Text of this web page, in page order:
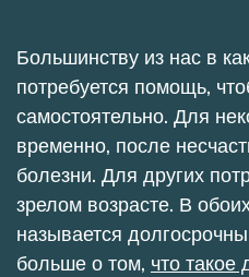
Большинству из нас в
потребуется помощь,
самостоятельно. Для
временно, после
болезни. Для других
зрелом возрасте. В
называется
больше о том, что такое